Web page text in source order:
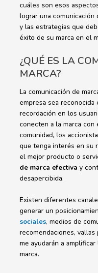
cuáles son esos
lograr una comunicación
y las estrategias que
éxito de su marca en el
¿QUÉ ES LA
MARCA?
La comunicación de
empresa sea
recordación en los
conecten a la marca
comunidad, los
que tenga interés en su
el mejor producto o
de marca efectiva y
desapercibida.
Existen diferentes
generar un
sociales, medios de
recomendaciones,
me ayudarán a
marca.